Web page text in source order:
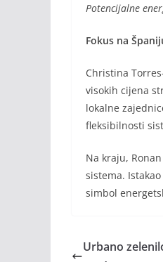
Potencijalne
Fokus na
Christina
visokih cijena
lokalne
fleksibilnosti
Na kraju,
sistema.
simbol
Urbano